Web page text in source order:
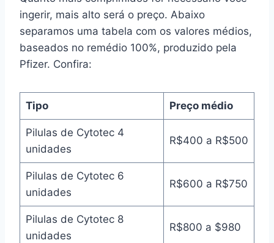
ingerir, mais alto será o preço. Abaixo
separamos uma tabela com os valores médios,
baseados no remédio 100%, produzido pela
Pfizer. Confira:
Tipo Preço médio
Pilulas de Cytotec 4
unidades
R$400 a R$500
Pilulas de Cytotec 6
unidades
R$600 a R$750
Pilulas de Cytotec 8
unidades
R$800 a $980